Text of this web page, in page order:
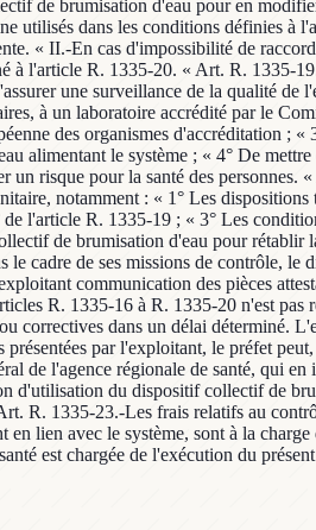
de brumisation d'eau pour en
utilisés dans les conditions définies
« II.-En cas d'impossibilité de
à l'article R. 1335-20. « Art. R. 1335-
une surveillance de la qualité de
à un laboratoire accrédité par le
des organismes d'accréditation ; «
alimentant le système ; « 4° De
un risque pour la santé des
notamment : « 1° Les
l'article R. 1335-19 ; « 3° Les
de brumisation d'eau pour rétablir
cadre de ses missions de contrôle, le
communication des pièces
R. 1335-16 à R. 1335-20 n'est
correctives dans un délai déterminé.
par l'exploitant, le préfet
l'agence régionale de santé, qui en
d'utilisation du dispositif collectif de
R. 1335-23.-Les frais relatifs au
lien avec le système, sont à la
est chargée de l'exécution du